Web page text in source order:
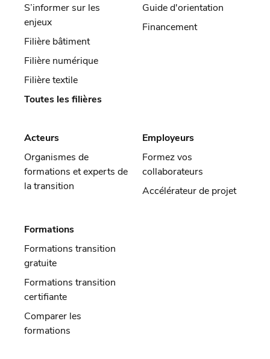
S’informer sur les
enjeux
Filière bâtiment
Filière numérique
Filière textile
Toutes les filières
Guide d'orientation
Financement
Acteurs
Organismes de
formations et experts de
la transition
Employeurs
Formez vos
collaborateurs
Accélérateur de projet
Formations
Formations transition
gratuite
Formations transition
certifiante
Comparer les
formations